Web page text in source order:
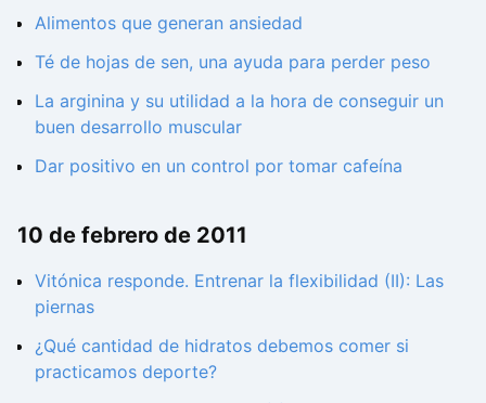
Alimentos que generan ansiedad
Té de hojas de sen, una ayuda para perder peso
La arginina y su utilidad a la hora de conseguir un
buen desarrollo muscular
Dar positivo en un control por tomar cafeína
10 de febrero de 2011
Vitónica responde. Entrenar la flexibilidad (II): Las
piernas
¿Qué cantidad de hidratos debemos comer si
practicamos deporte?